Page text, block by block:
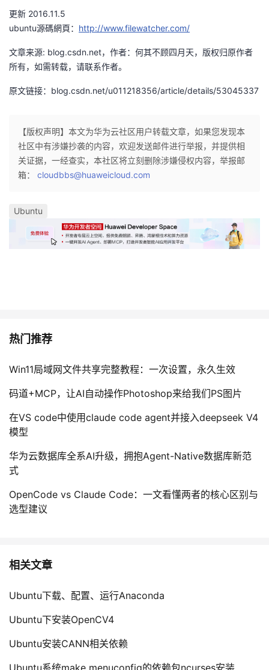
的
我
证
实
验
的
收
的
技
持
我
的
建
议
更新 2016.11.5
ubuntu源碼網頁： http://www.filewatcher.com/
文章来源: blog.csdn.net，作者：何其不顾四月天，版权归原作者
所有，如需转载，请联系作者。
原文链接：blog.csdn.net/u011218356/article/details/53045337
【版权声明】本文为华为云社区用户转载文章，如果您发现本
社区中有涉嫌抄袭的内容，欢迎发送邮件进行举报，并提供相
关证据，一经查实，本社区将立刻删除涉嫌侵权内容，举报邮
箱： cloudbbs@huaweicloud.com
Ubuntu
热门推荐
Win11局域网文件共享完整教程：一次设置，永久生效
码道+MCP，让AI自动操作Photoshop来给我们PS图片
在VS code中使用claude code agent并接入deepseek V4
模型
华为云数据库全系AI升级，拥抱Agent-Native数据库新范
式
OpenCode vs Claude Code：一文看懂两者的核心区别与
选型建议
相关文章
Ubuntu下载、配置、运行Anaconda
Ubuntu下安装OpenCV4
Ubuntu安装CANN相关依赖